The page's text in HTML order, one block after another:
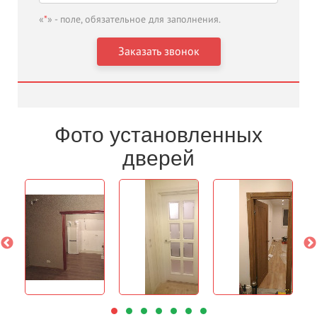
«*» - поле, обязательное для заполнения.
Фото установленных
дверей